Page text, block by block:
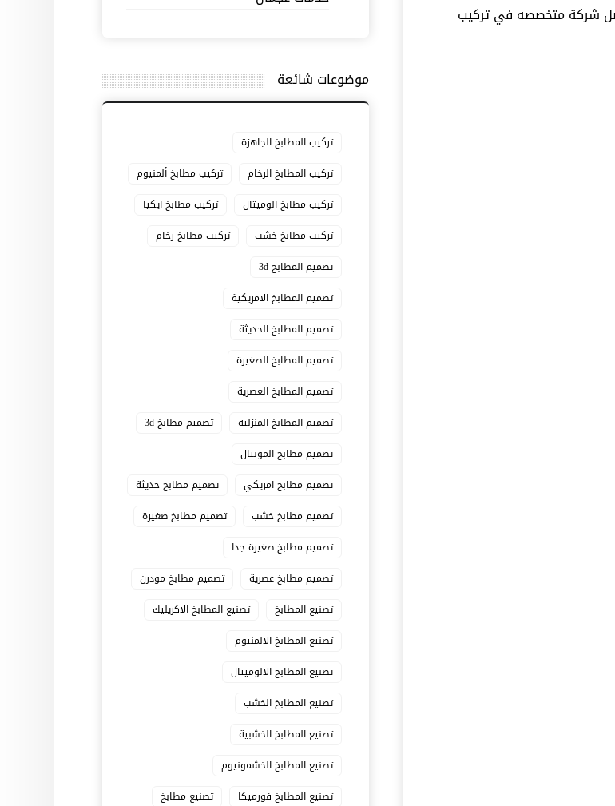
شركة متخصصه في تركيب
موضوعات شائعة
تركيب المطابخ الجاهزة
تركيب المطابخ الرخام
تركيب مطابخ ألمنيوم
تركيب مطابخ الوميتال
تركيب مطابخ ايكيا
تركيب مطابخ خشب
تركيب مطابخ رخام
تصميم المطابخ 3d
تصميم المطابخ الامريكية
تصميم المطابخ الحديثة
تصميم المطابخ الصغيرة
تصميم المطابخ العصرية
تصميم المطابخ المنزلية
تصميم مطابخ 3d
تصميم مطابخ المونتال
تصميم مطابخ امريكي
تصميم مطابخ حديثة
تصميم مطابخ خشب
تصميم مطابخ صغيرة
تصميم مطابخ صغيرة جدا
تصميم مطابخ عصرية
تصميم مطابخ مودرن
تصنيع المطابخ
تصنيع المطابخ الاكريليك
تصنيع المطابخ الالمنيوم
تصنيع المطابخ الالوميتال
تصنيع المطابخ الخشب
تصنيع المطابخ الخشبية
تصنيع المطابخ الخشمونيوم
تصنيع المطابخ فورميكا
تصنيع مطابخ